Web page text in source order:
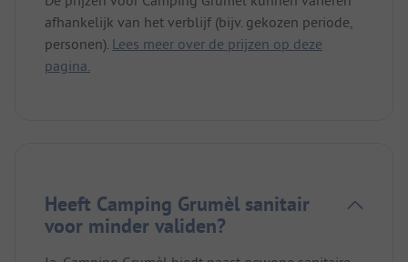
afhankelijk van het verblijf (bijv. gekozen periode,
personen). Lees meer over de prijzen op deze
pagina.
Heeft Camping Grumèl sanitair
voor minder validen?